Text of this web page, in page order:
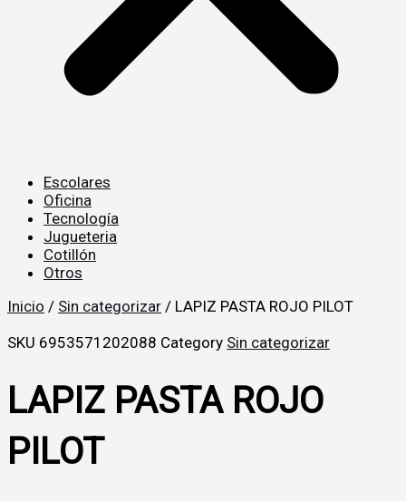
Escolares
Oficina
Tecnología
Jugueteria
Cotillón
Otros
Inicio / Sin categorizar / LAPIZ PASTA ROJO PILOT
SKU 6953571202088 Category Sin categorizar
LAPIZ PASTA ROJO
PILOT